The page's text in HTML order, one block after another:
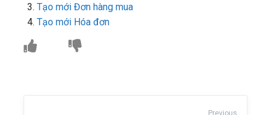
Tạo mới Đơn hàng mua
Tạo mới Hóa đơn
Previous